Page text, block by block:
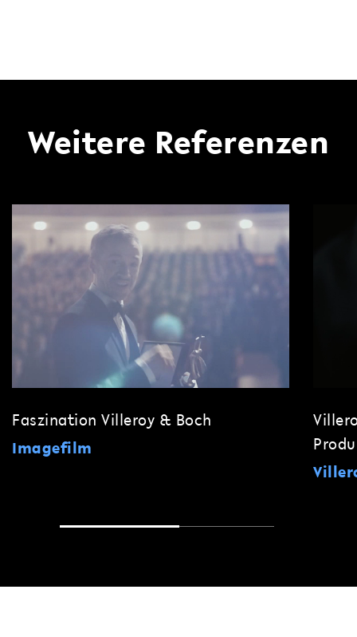
Weitere Referenzen
Faszination Villeroy & Boch
Imagefilm